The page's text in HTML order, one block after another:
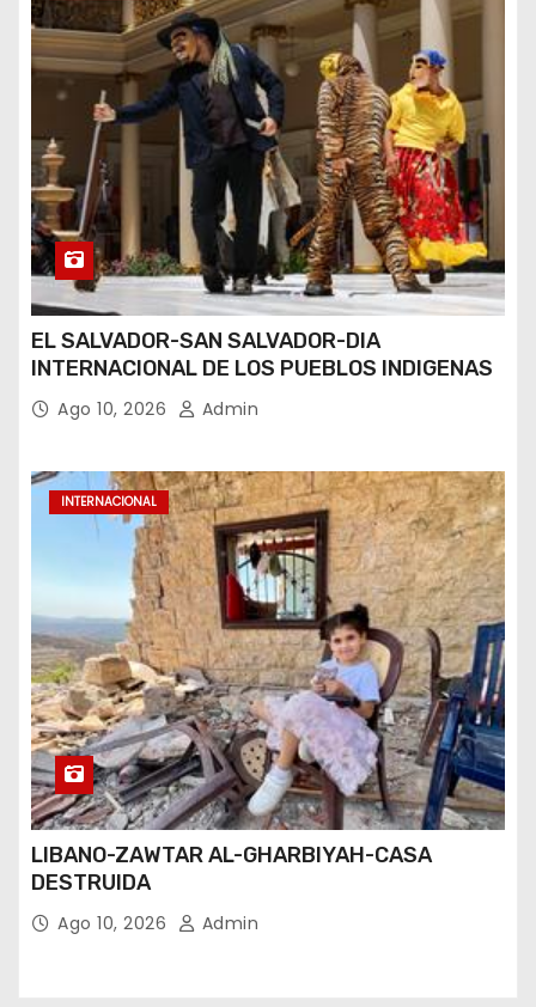
EL SALVADOR-SAN SALVADOR-DIA
INTERNACIONAL DE LOS PUEBLOS INDIGENAS
Ago 10, 2026 Admin
INTERNACIONAL
LIBANO-ZAWTAR AL-GHARBIYAH-CASA
DESTRUIDA
Ago 10, 2026 Admin